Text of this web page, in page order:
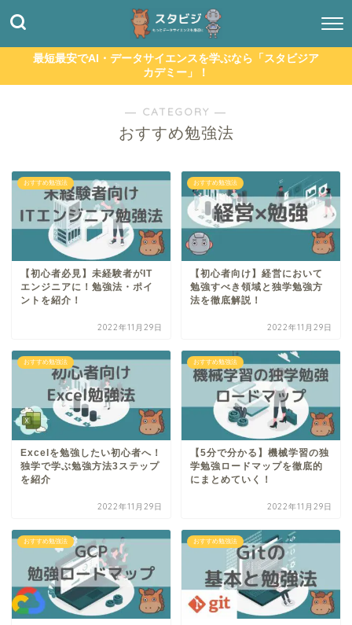
最短最安でAI・データサイエンスを学ぶなら「スタビジア
カデミー」！
― CATEGORY ―
おすすめ勉強法
おすすめ勉強法
【初心者必見】未経験者がIT
エンジニアに！勉強法・ポイ
ントを紹介！
2022年11月29日
おすすめ勉強法
【初心者向け】経営において
勉強すべき領域と独学勉強方
法を徹底解説！
2022年11月29日
おすすめ勉強法
Excelを勉強したい初心者へ！
独学で学ぶ勉強方法3ステップ
を紹介
2022年11月29日
おすすめ勉強法
【5分で分かる】機械学習の独
学勉強ロードマップを徹底的
にまとめていく！
2022年11月29日
おすすめ勉強法 おすすめ勉強法